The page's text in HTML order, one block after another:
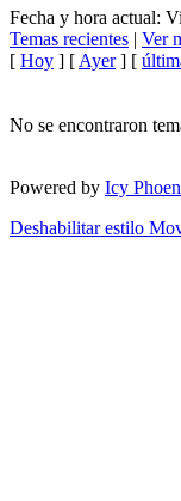
Fecha y hora actual:
Temas recientes | Ver
[ Hoy ] [ Ayer] [
No se encontraron
Powered by Icy
Deshabilitar estilo